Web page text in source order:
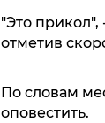
"Это
отметив
По словам
оповестить.